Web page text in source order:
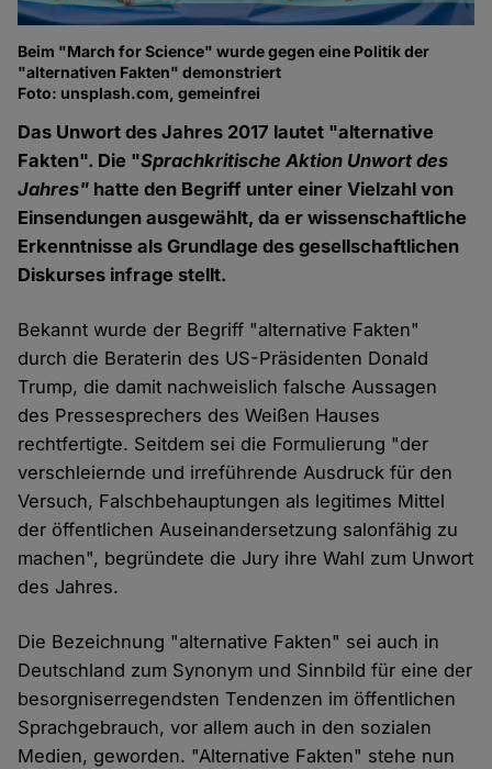
Beim "March for Science" wurde gegen eine Politik der
"alternativen Fakten" demonstriert
Foto: unsplash.com, gemeinfrei
Das Unwort des Jahres 2017 lautet "alternative
Fakten". Die "Sprachkritische Aktion Unwort des
Jahres" hatte den Begriff unter einer Vielzahl von
Einsendungen ausgewählt, da er wissenschaftliche
Erkenntnisse als Grundlage des gesellschaftlichen
Diskurses infrage stellt.
Bekannt wurde der Begriff "alternative Fakten"
durch die Beraterin des US-Präsidenten Donald
Trump, die damit nachweislich falsche Aussagen
des Pressesprechers des Weißen Hauses
rechtfertigte. Seitdem sei die Formulierung "der
verschleiernde und irreführende Ausdruck für den
Versuch, Falschbehauptungen als legitimes Mittel
der öffentlichen Auseinandersetzung salonfähig zu
machen", begründete die Jury ihre Wahl zum Unwort
des Jahres.
Die Bezeichnung "alternative Fakten" sei auch in
Deutschland zum Synonym und Sinnbild für eine der
besorgniserregendsten Tendenzen im öffentlichen
Sprachgebrauch, vor allem auch in den sozialen
Medien, geworden. "Alternative Fakten" stehe nun